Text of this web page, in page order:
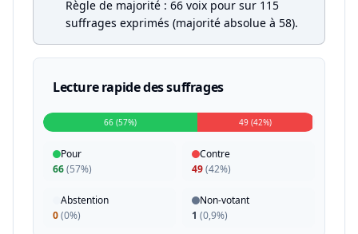
Règle de majorité : 66 voix pour sur 115
suffrages exprimés (majorité absolue à 58).
Lecture rapide des suffrages
66 (57%) 49 (42%)
Pour
66(57%)
Contre
49(42%)
Abstention
0(0%)
Non-votant
1 (0,9%)